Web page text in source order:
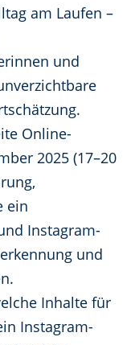
am Laufen –
und
Online-
2025 (17–20
ein
Instagram-
und
Inhalte für
Instagram-